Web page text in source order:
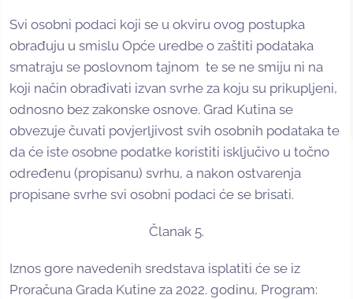
Svi osobni podaci koji se u okviru ovog postupka
obrađuju u smislu Opće uredbe o zaštiti podataka
smatraju se poslovnom tajnom te se ne smiju ni na
koji način obrađivati izvan svrhe za koju su prikupljeni,
odnosno bez zakonske osnove. Grad Kutina se
obvezuje čuvati povjerljivost svih osobnih podataka te
da će iste osobne podatke koristiti isključivo u točno
određenu (propisanu) svrhu, a nakon ostvarenja
propisane svrhe svi osobni podaci će se brisati.
Članak 5.
Iznos gore navedenih sredstava isplatiti će se iz
Proračuna Grada Kutine za 2022. godinu, Program: